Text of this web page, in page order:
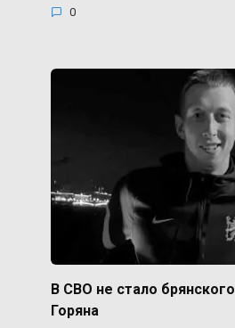
0
В СВО не стало
Горяна